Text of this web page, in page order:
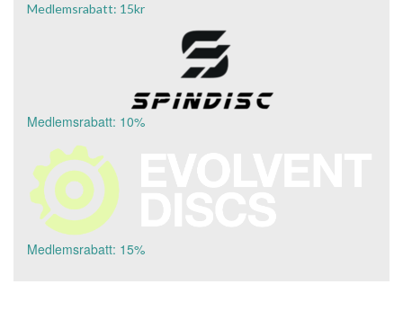
Medlemsrabatt: 15kr
Medlemsrabatt: 10%
Medlemsrabatt: 15%